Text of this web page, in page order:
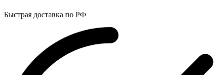
Быстрая доставка по РФ